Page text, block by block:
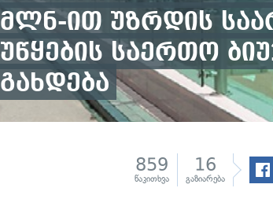
მლნ-ით უზრდის
უწყების საერთო
გახდება
859
წაკითხვა
16
გაზიარება